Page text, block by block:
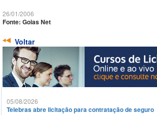
26/01/2006
Fonte: Goias Net
Voltar
05/08/2026
Telebras abre licitação para contratação de seguro